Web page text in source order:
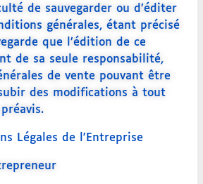
de sauvegarder ou d’éditer
générales, étant précisé
que l’édition de ce
de sa seule responsabilité,
de vente pouvant être
des modifications à tout
Légales de l'Entreprise